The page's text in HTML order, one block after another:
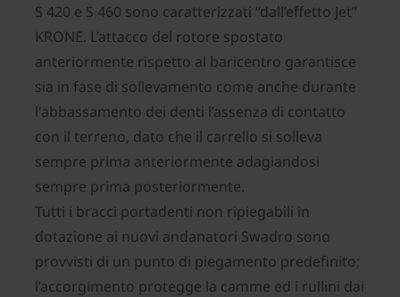
S 420 e S 460 sono caratterizzati “dall’effetto Jet”
KRONE. L’attacco del rotore spostato
anteriormente rispetto al baricentro garantisce
sia in fase di sollevamento come anche durante
l'abbassamento dei denti l’assenza di contatto
con il terreno, dato che il carrello si solleva
sempre prima anteriormente adagiandosi
sempre prima posteriormente.
Tutti i bracci portadenti non ripiegabili in
dotazione ai nuovi andanatori Swadro sono
provvisti di un punto di piegamento predefinito;
l’accorgimento protegge la camme ed i rullini dai